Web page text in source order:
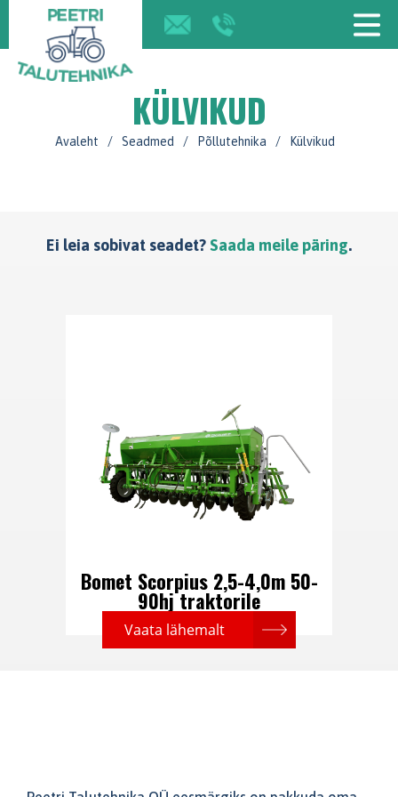
KÜLVIKUD
Avaleht / Seadmed / Põllutehnika / Külvikud
Ei leia sobivat seadet?Saada meile päring.
Bomet Scorpius 2,5-4,0m 50-
90hj traktorile
Vaata lähemalt